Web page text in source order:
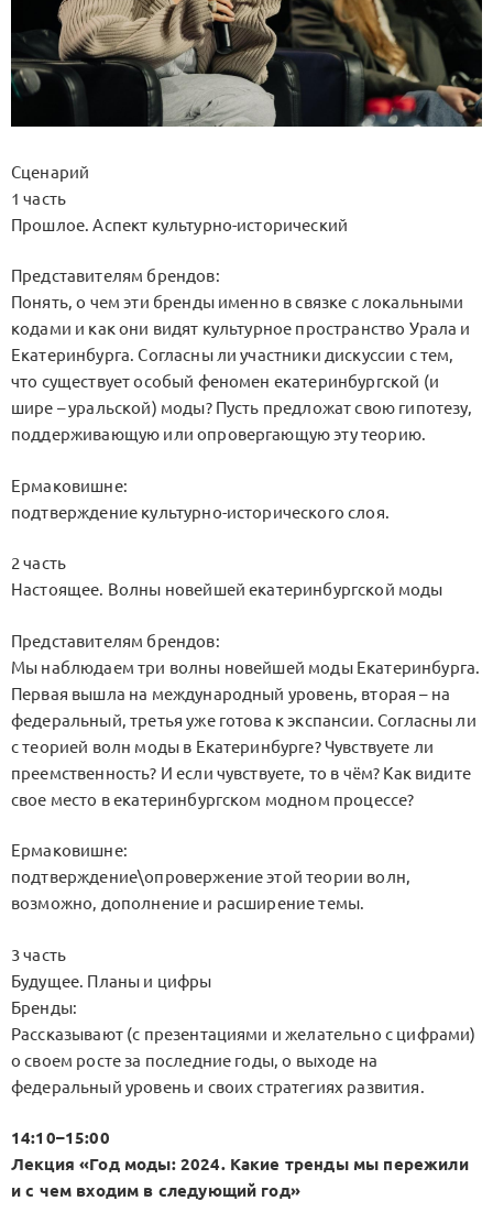
Сценарий
1 часть
Прошлое. Аспект культурно-исторический
Представителям брендов:
Понять, о чем эти бренды именно в связке с локальными
кодами и как они видят культурное пространство Урала и
Екатеринбурга. Согласны ли участники дискуссии с тем,
что существует особый феномен екатеринбургской (и
шире – уральской) моды? Пусть предложат свою гипотезу,
поддерживающую или опровергающую эту теорию.
Ермаковишне:
подтверждение культурно-исторического слоя.
2 часть
Настоящее. Волны новейшей екатеринбургской моды
Представителям брендов:
Мы наблюдаем три волны новейшей моды Екатеринбурга.
Первая вышла на международный уровень, вторая – на
федеральный, третья уже готова к экспансии. Согласны ли
с теорией волн моды в Екатеринбурге? Чувствуете ли
преемственность? И если чувствуете, то в чём? Как видите
свое место в екатеринбургском модном процессе?
Ермаковишне:
подтверждение\опровержение этой теории волн,
возможно, дополнение и расширение темы.
3 часть
Будущее. Планы и цифры
Бренды:
Рассказывают (с презентациями и желательно c цифрами)
о своем росте за последние годы, о выходе на
федеральный уровень и своих стратегиях развития.
14:10–15:00
Лекция «Год моды: 2024. Какие тренды мы пережили
и с чем входим в следующий год»